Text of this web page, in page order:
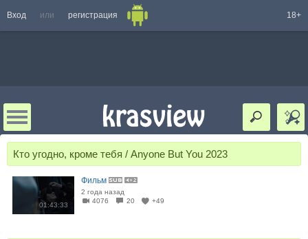
Вход или регистрация 18+
Кто угодно, кроме тебя / Anyone But You 2023
01:43:33
Фильм
2 года назад
4076
20 +49